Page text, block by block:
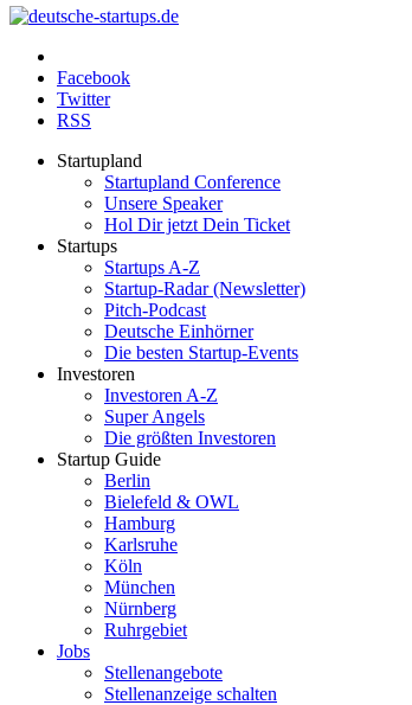
Facebook
Twitter
RSS
Startupland
Startupland Conference
Unsere Speaker
Hol Dir jetzt Dein Ticket
Startups
Startups A-Z
Startup-Radar (Newsletter)
Pitch-Podcast
Deutsche Einhörner
Die besten Startup-Events
Investoren
Investoren A-Z
Super Angels
Die größten Investoren
Startup Guide
Berlin
Bielefeld & OWL
Hamburg
Karlsruhe
Köln
München
Nürnberg
Ruhrgebiet
Jobs
Stellenangebote
Stellenanzeige schalten